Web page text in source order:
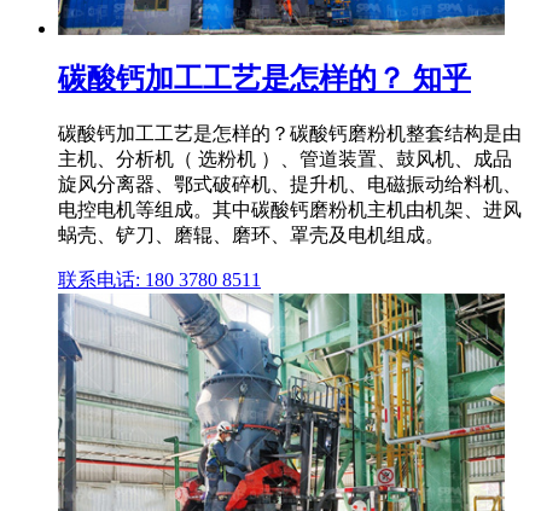
碳酸钙加工工艺是怎样的？ 知乎
碳酸钙加工工艺是怎样的？碳酸钙磨粉机整套结构是由
主机、分析机（ 选粉机 ）、管道装置、鼓风机、成品
旋风分离器、鄂式破碎机、提升机、电磁振动给料机、
电控电机等组成。其中碳酸钙磨粉机主机由机架、进风
蜗壳、铲刀、磨辊、磨环、罩壳及电机组成。
联系电话: 180 3780 8511